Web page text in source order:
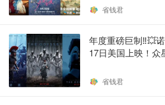
省钱君
年度重磅巨制‼️💥
17日美国上映！众
省钱君